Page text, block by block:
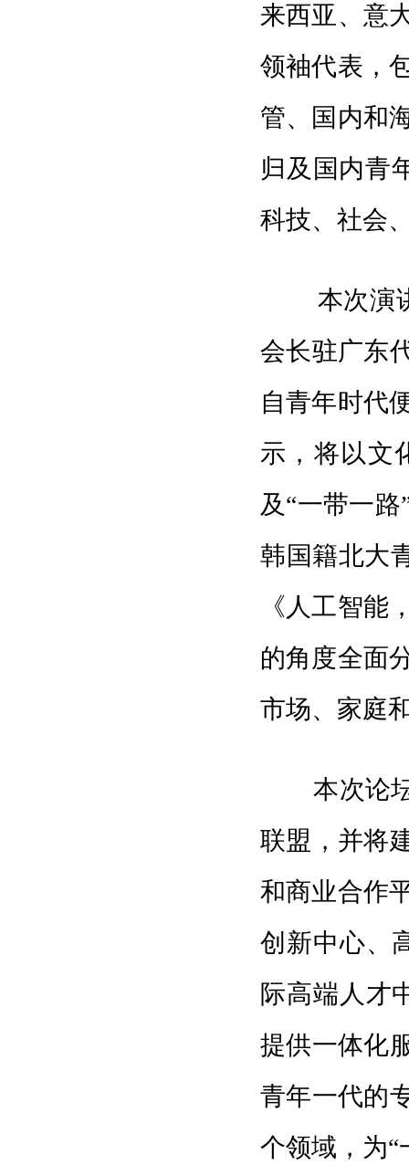
来西亚、意
领袖代表，
管、国内和
归及国内青
科技、社会
本次演讲
会长驻广东
自青年时代
示，将以文
及“一带一
韩国籍北大
《人工智能
的角度全面
市场、家庭
本次论坛
联盟，并将
和商业合作
创新中心、
际高端人才
提供一体化
青年一代的
个领域，为